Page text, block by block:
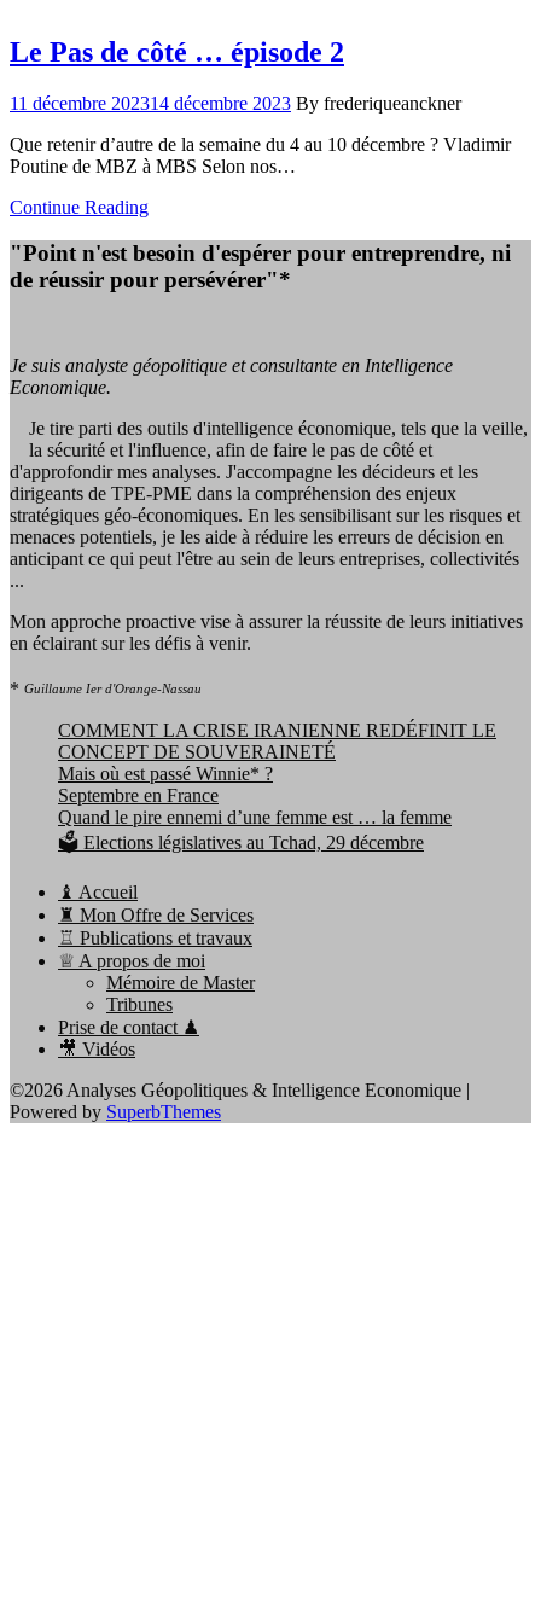
Le Pas de côté … épisode 2
11 décembre 202314 décembre 2023 By frederiqueanckner
Que retenir d’autre de la semaine du 4 au 10 décembre ? Vladimir
Poutine de MBZ à MBS Selon nos…
Continue Reading
"Point n'est besoin d'espérer pour entreprendre, ni
de réussir pour persévérer"*
Je suis analyste géopolitique et consultante en Intelligence
Economique.
Je tire parti des outils d'intelligence économique, tels que la veille,
la sécurité et l'influence, afin de faire le pas de côté et
d'approfondir mes analyses. J'accompagne les décideurs et les
dirigeants de TPE-PME dans la compréhension des enjeux
stratégiques géo-économiques. En les sensibilisant sur les risques et
menaces potentiels, je les aide à réduire les erreurs de décision en
anticipant ce qui peut l'être au sein de leurs entreprises, collectivités
...
Mon approche proactive vise à assurer la réussite de leurs initiatives
en éclairant sur les défis à venir.
* Guillaume Ier d'Orange-Nassau
COMMENT LA CRISE IRANIENNE REDÉFINIT LE
CONCEPT DE SOUVERAINETÉ
Mais où est passé Winnie* ?
Septembre en France
Quand le pire ennemi d’une femme est … la femme
🗳️ Elections législatives au Tchad, 29 décembre
♝ Accueil
♜ Mon Offre de Services
♖ Publications et travaux
♕ A propos de moi
Mémoire de Master
Tribunes
Prise de contact ♟
🎥 Vidéos
©2026 Analyses Géopolitiques & Intelligence Economique
Powered by SuperbThemes